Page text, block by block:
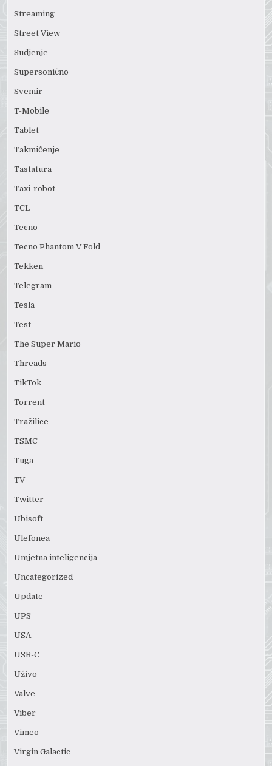
Streaming
Street View
Sudjenje
Supersonično
Svemir
T-Mobile
Tablet
Takmičenje
Tastatura
Taxi-robot
TCL
Tecno
Tecno Phantom V Fold
Tekken
Telegram
Tesla
Test
The Super Mario
Threads
TikTok
Torrent
Tražilice
TSMC
Tuga
TV
Twitter
Ubisoft
Ulefonea
Umjetna inteligencija
Uncategorized
Update
UPS
USA
USB-C
Uživo
Valve
Viber
Vimeo
Virgin Galactic